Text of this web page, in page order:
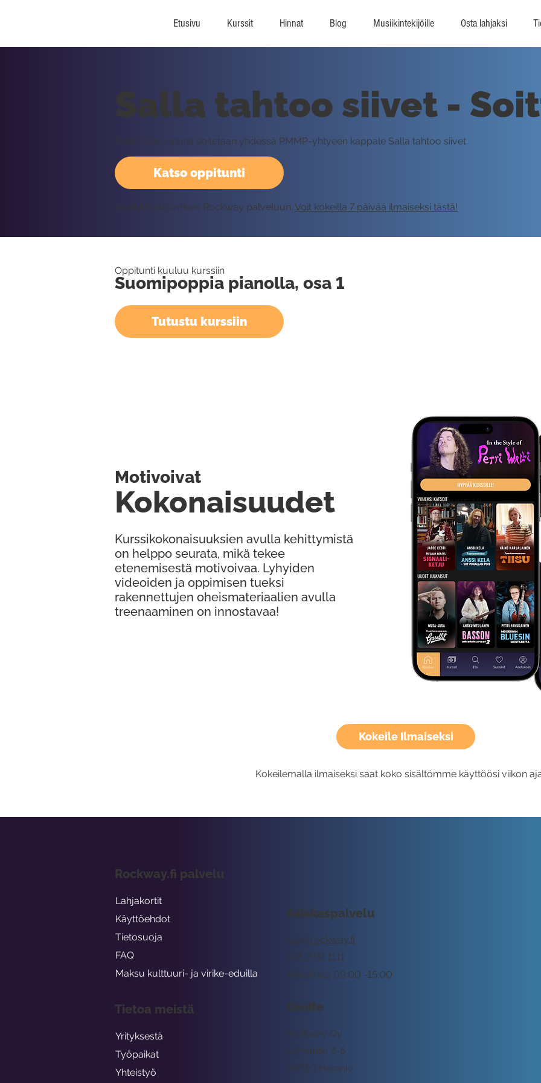
Etusivu Kurssit Hinnat Blog Musiikintekijöille Osta lahjaksi
Kokeile Ilmaiseksi
Kokeilemalla ilmaiseksi saat koko sisältömme käyttöösi viikon
Katso oppitunti
Salla tahtoo siivet -
Tällä oppitunnulla soitetaan yhdessä PMMP-yhtyeen kappale Salla tahtoo siivet.
Vaatii kirjautumisen Rockway palveluun. Voit kokeilla 7 päivää ilmaiseksi tästä!
Oppitunti kuuluu kurssiin
Suomipoppia pianolla, osa 1
Tutustu kurssiin
Kurssikokonaisuuksien avulla kehittymistä
on helppo seurata, mikä tekee
etenemisestä motivoivaa. Lyhyiden
videoiden ja oppimisen tueksi
rakennettujen oheismateriaalien avulla
treenaaminen on innostavaa!
Kokonaisuudet
Motivoivat
Asiakaspalvelu
tuki@rockway.fi
Arkisin klo 09:00 -15:00
045 7731 1111
Osoite
Rockway Oy
Lemuntie 3-5
00510 Helsinki
Rockway.fi palvelu
Lahjakortit
Käyttöehdot
Tietosuoja
FAQ
Maksu kulttuuri- ja virike-eduilla
Tietoa meistä
Yrityksestä
Työpaikat
Yhteistyö